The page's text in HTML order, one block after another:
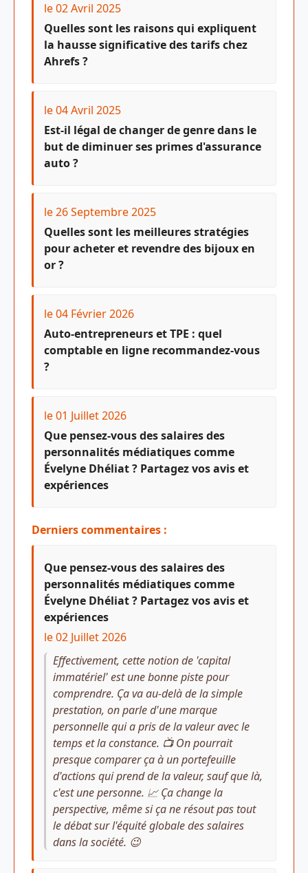
le 02 Avril 2025
Quelles sont les raisons qui expliquent
la hausse significative des tarifs chez
Ahrefs ?
le 04 Avril 2025
Est-il légal de changer de genre dans le
but de diminuer ses primes d'assurance
auto ?
le 26 Septembre 2025
Quelles sont les meilleures stratégies
pour acheter et revendre des bijoux en
or ?
le 04 Février 2026
Auto-entrepreneurs et TPE : quel
comptable en ligne recommandez-vous
?
le 01 Juillet 2026
Que pensez-vous des salaires des
personnalités médiatiques comme
Évelyne Dhéliat ? Partagez vos avis et
expériences
Derniers commentaires :
Que pensez-vous des salaires des
personnalités médiatiques comme
Évelyne Dhéliat ? Partagez vos avis et
expériences
le 02 Juillet 2026
Effectivement, cette notion de 'capital
immatériel' est une bonne piste pour
comprendre. Ça va au-delà de la simple
prestation, on parle d'une marque
personnelle qui a pris de la valeur avec le
temps et la constance. 📺 On pourrait
presque comparer ça à un portefeuille
d'actions qui prend de la valeur, sauf que là,
c'est une personne. 📈 Ça change la
perspective, même si ça ne résout pas tout
le débat sur l'équité globale des salaires
dans la société. 😉